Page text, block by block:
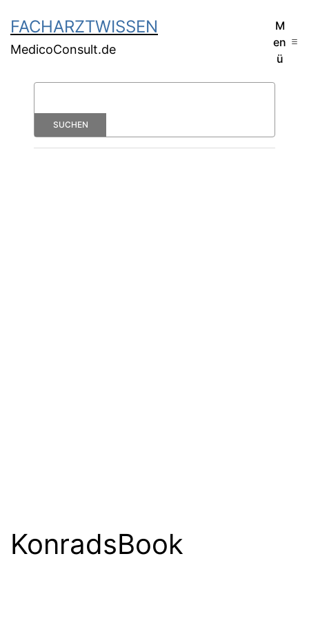
FACHARZTWISSEN
MedicoConsult.de
M
en
ü
KonradsBook